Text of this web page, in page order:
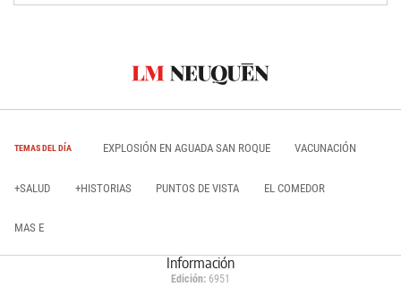
TEMAS DEL DÍA EXPLOSIÓN EN AGUADA SAN ROQUE VACUNACIÓN
+SALUD +HISTORIAS PUNTOS DE VISTA EL COMEDOR
MAS E
Información
Edición: 6951